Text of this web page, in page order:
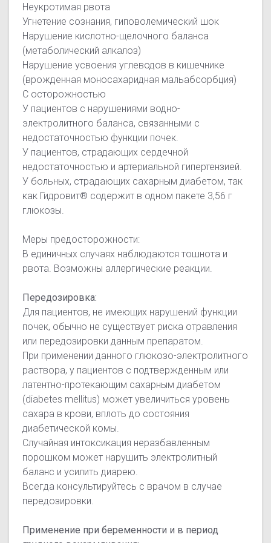
Неукротимая рвота
Угнетение сознания, гиповолемический шок
Нарушение кислотно-щелочного баланса
(метаболический алкалоз)
Нарушение усвоения углеводов в кишечнике
(врожденная моносахаридная мальабсорбция)
С осторожностью
У пациентов с нарушениями водно-
электролитного баланса, связанными с
недостаточностью функции почек.
У пациентов, страдающих сердечной
недостаточностью и артериальной гипертензией.
У больных, страдающих сахарным диабетом, так
как Гидровит® содержит в одном пакете 3,56 г
глюкозы.
Меры предосторожности:
В единичных случаях наблюдаются тошнота и
рвота. Возможны аллергические реакции.
Передозировка:
Для пациентов, не имеющих нарушений функции
почек, обычно не существует риска отравления
или передозировки данным препаратом.
При применении данного глюкозо-электролитного
раствора, у пациентов с подтвержденным или
латентно-протекающим сахарным диабетом
(diabetes mellitus) может увеличиться уровень
сахара в крови, вплоть до состояния
диабетической комы.
Случайная интоксикация неразбавленным
порошком может нарушить электролитный
баланс и усилить диарею.
Всегда консультируйтесь с врачом в случае
передозировки.
Применение при беременности и в период